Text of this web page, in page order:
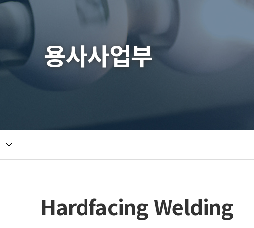
- Tig Welding
- 형광침투검사
장비소개
항공사업부갤러리용사사업부
Hardfacing Welding